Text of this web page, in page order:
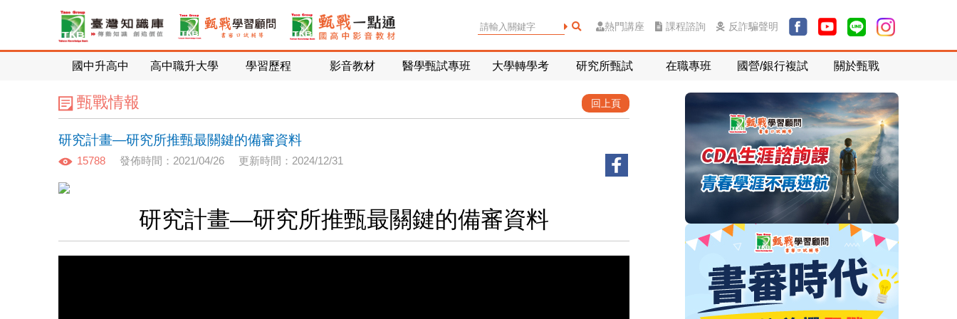
熱門講座 課程諮詢 反詐騙聲明
國中升高中 高中職升大學 學習歷程 影音教材 醫學甄試專班 大學轉學考 研究所甄試 在職專班 國營/銀行複試 關於甄戰
甄戰情報 回上頁
研究計畫—研究所推甄最關鍵的備審資料
15788 發佈時間：2021/04/26 更新時間：2024/12/31
研究計畫—研究所推甄最關鍵的備審資料